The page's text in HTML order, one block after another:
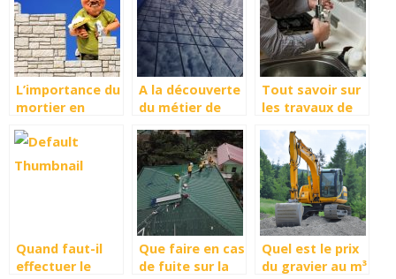
L’importance du
mortier en
A la découverte
du métier de
miroitier ?
Tout savoir sur
les travaux de
plomberie
Quand faut-il
effectuer le
Que faire en cas
de fuite sur la
Quel est le prix
du gravier au m³